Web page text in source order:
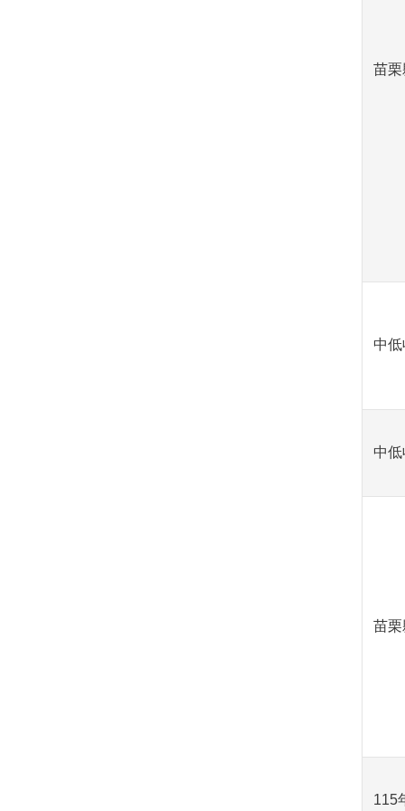
苗
中
中
苗
115